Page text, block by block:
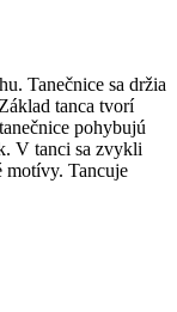
Tanečnice sa držia
tanca tvorí
pohybujú
V tanci sa zvykli
motívy. Tancuje